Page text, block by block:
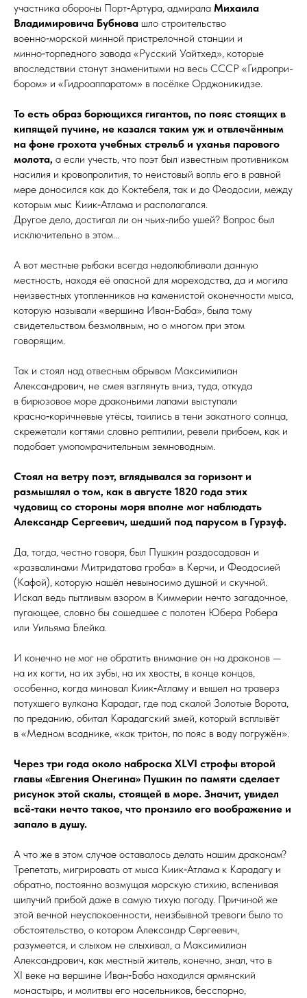
участника обороны Порт‑Артура, адмирала Михаила
Владимировича Бубнова шло строительство
военно‑морской минной пристрелочной станции и
минно‑торпедного завода «Русский Уайтхед», которые
впоследствии станут знаменитыми на весь СССР «Гидро­при­
бо­ром» и «Гидро­аппа­ра­том» в посёлке Орджо­ни­кидзе.
То есть образ борющихся гигантов, по пояс стоящих в
кипящей пучине, не казался таким уж и отвлечённым
на фоне грохота учебных стрельб и уханья парового
молота, а если учесть, что поэт был известным противником
насилия и кровопролития, то неистовый вопль его в равной
мере доносился как до Коктебеля, так и до Феодосии, между
которым мыс Киик‑Атлама и располагался.
Другое дело, достигал ли он чьих‑либо ушей? Вопрос был
исключительно в этом...
А вот местные рыбаки всегда недолюбливали данную
местность, находя её опасной для мореходства, да и могила
неизвестных утопленников на каменистой оконечности мыса,
которую называли «вершина Иван‑Баба», была тому
свидетельством безмолвным, но о многом при этом
говорящим.
Так и стоял над отвесным обрывом Максимилиан
Александрович, не смея взглянуть вниз, туда, откуда
в бирюзовое море драконьими лапами выступали
красно‑коричневые утёсы, таились в тени закатного солнца,
скрежетали когтями словно рептилии, ревели прибоем, как и
подобает умо­по­мра­чи­тель­ным земноводным.
Стоял на ветру поэт, вглядывался за горизонт и
размышлял о том, как в августе 1820 года этих
чудовищ со стороны моря вполне мог наблюдать
Александр Сергеевич, шедший под парусом в ­Гурзуф.
Да, тогда, честно говоря, был Пушкин раздосадован и
«развалинами Митридатова гроба» в Керчи, и Феодосией
(Кафой), которую нашёл невыносимо душной и скучной.
Искал ведь пытливым взором в Киммерии нечто загадочное,
пугающее, словно бы сошедшее с полотен Юбера Робера
или Уильяма Блейка.
И конечно не мог не обратить внимание он на драконов —
на их когти, на их зубы, на их хвосты, в конце концов,
особенно, когда миновал Киик‑Атламу и вышел на траверз
потухшего вулкана Кара­даг, где под скалой Золотые Ворота,
по преданию, оби­тал Карадагский змей, который всплывёт
в «Медном всаднике, «как тритон, по пояс в воду погружён».
Через три года около наброска XLѴI строфы второй
главы «Евгения Онегина» Пушкин по памяти сделает
рисунок этой скалы, стоящей в море. Значит, увидел
всё‑таки нечто такое, что пронзи­ло его воображение и
запало в душу.
А что же в этом случае оставалось делать нашим драконам?
Трепетать, мигрировать от мыса Киик‑Атлама к Карадагу и
обратно, постоянно возмущая морскую стихию, вспенивая
шипучий прибой даже в самую тихую погоду. Причиной же
этой вечной неуспокоенности, неизбывной тревоги было то
обстоятельство, о котором Александр Сергеевич,
разумеется, и слыхом не слыхивал, а Максимилиан
Александрович, как местный житель, конечно, знал, что в
XI веке на вершине Иван‑Баба находился армянский
монастырь, и молитвы его насельников, бесспорно,